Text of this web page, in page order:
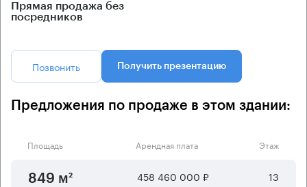
Прямая продажа без
посредников
Позвонить Получить презентацию
Предложения по продаже в этом здании:
Площадь Арендная плата Этаж
849 м² 458 460 000 ₽ 13